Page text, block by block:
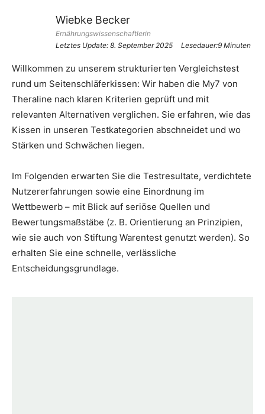
Wiebke Becker
Ernährungswissenschaftlerin
Letztes Update: 8. September 2025 Lesedauer:9 Minuten
Willkommen zu unserem strukturierten Vergleichstest
rund um Seitenschläferkissen: Wir haben die My7 von
Theraline nach klaren Kriterien geprüft und mit
relevanten Alternativen verglichen. Sie erfahren, wie das
Kissen in unseren Testkategorien abschneidet und wo
Stärken und Schwächen liegen.
Im Folgenden erwarten Sie die Testresultate, verdichtete
Nutzererfahrungen sowie eine Einordnung im
Wettbewerb – mit Blick auf seriöse Quellen und
Bewertungsmaßstäbe (z. B. Orientierung an Prinzipien,
wie sie auch von Stiftung Warentest genutzt werden). So
erhalten Sie eine schnelle, verlässliche
Entscheidungsgrundlage.